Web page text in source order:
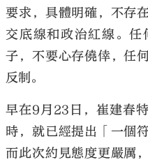
大
要求，具體明確，不存
交底線和政治紅線。
子，不要心存僥倖，任
反制。
早在9月23日，崔建春
時，就已經提出「一個
而此次約見態度更嚴厲